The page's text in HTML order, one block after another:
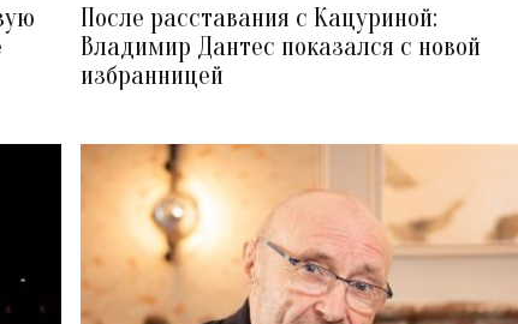
После расставания с Кацуриной:
Владимир Дантес показался с новой
избранницей